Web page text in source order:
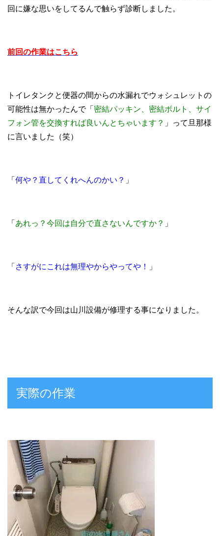
回に嫌な思いをしてるんで触らず診断しました。
前回の作業はこちら
トイレタンクと便器の間からの水漏れでウォシュレットの
可能性は無かったんで「 密結パッキン、密結ボルト、サイ
フォン管を交換すれば良いんとちゃいます？ 」って旦那様
に言いました（笑）
「 何や？直してくれへんのかい？ 」
「 あれっ？今回は自分で直さないんですか？ 」
「 さすがにこれは無理やからやってや！ 」
そんな訳で今回は山川設備が修理する事になりました。
実際の作業